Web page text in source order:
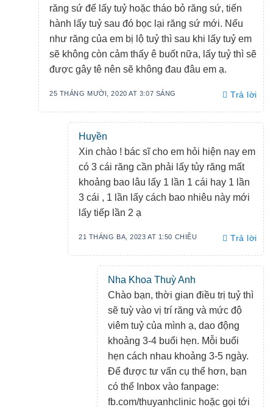
răng sứ để lấy tuỷ hoặc tháo bỏ răng sứ, tiến
hành lấy tuỷ sau đó bọc lại răng sứ mới. Nếu
như răng của em bị lộ tuỷ thì sau khi lấy tuỷ em
sẽ không còn cảm thấy ê buốt nữa, lấy tuỷ thì sẽ
được gây tê nên sẽ không đau đâu em ạ.
25 THÁNG MƯỜI, 2020 AT 3:07 SÁNG Trả lời
Huyền
Xin chào ! bác sĩ cho em hỏi hiện nay em
có 3 cái răng cần phải lấy tủy răng mất
khoảng bao lâu lấy 1 lần 1 cái hay 1 lần
3 cái , 1 lần lấy cách bao nhiêu này mới
lấy tiếp lần 2 ạ
21 THÁNG BA, 2023 AT 1:50 CHIỀU Trả lời
Nha Khoa Thuỳ Anh
Chào bạn, thời gian điều trị tuỷ thì
sẽ tuỳ vào vị trí răng và mức độ
viêm tuỷ của mình ạ, dao động
khoảng 3-4 buổi hẹn. Mỗi buổi
hẹn cách nhau khoảng 3-5 ngày.
Để được tư vấn cụ thể hơn, bạn
có thể Inbox vào fanpage:
fb.com/thuyanhclinic hoặc gọi tới